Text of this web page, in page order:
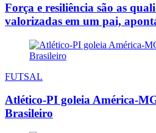
Força e resiliência são as
valorizadas em um pai,
FUTSAL
Atlético-PI goleia América-
Brasileiro